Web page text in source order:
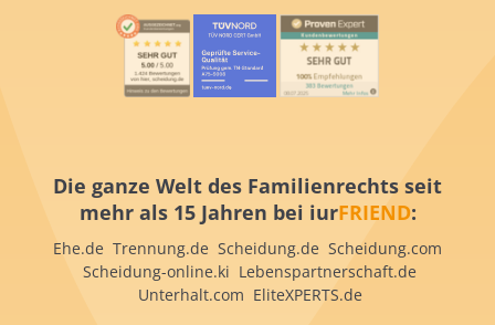
Die ganze Welt des Familienrechts seit
mehr als 15 Jahren bei iurFRIEND:
Ehe.de Trennung.de Scheidung.de Scheidung.com
Scheidung-online.ki Lebenspartnerschaft.de
Unterhalt.com EliteXPERTS.de